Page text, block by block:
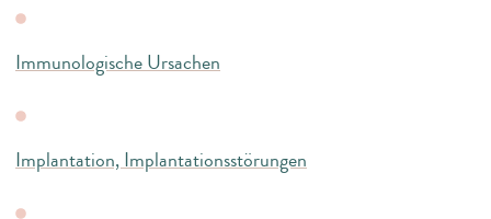
Immunologische Ursachen
Implantation, Implantationsstörungen